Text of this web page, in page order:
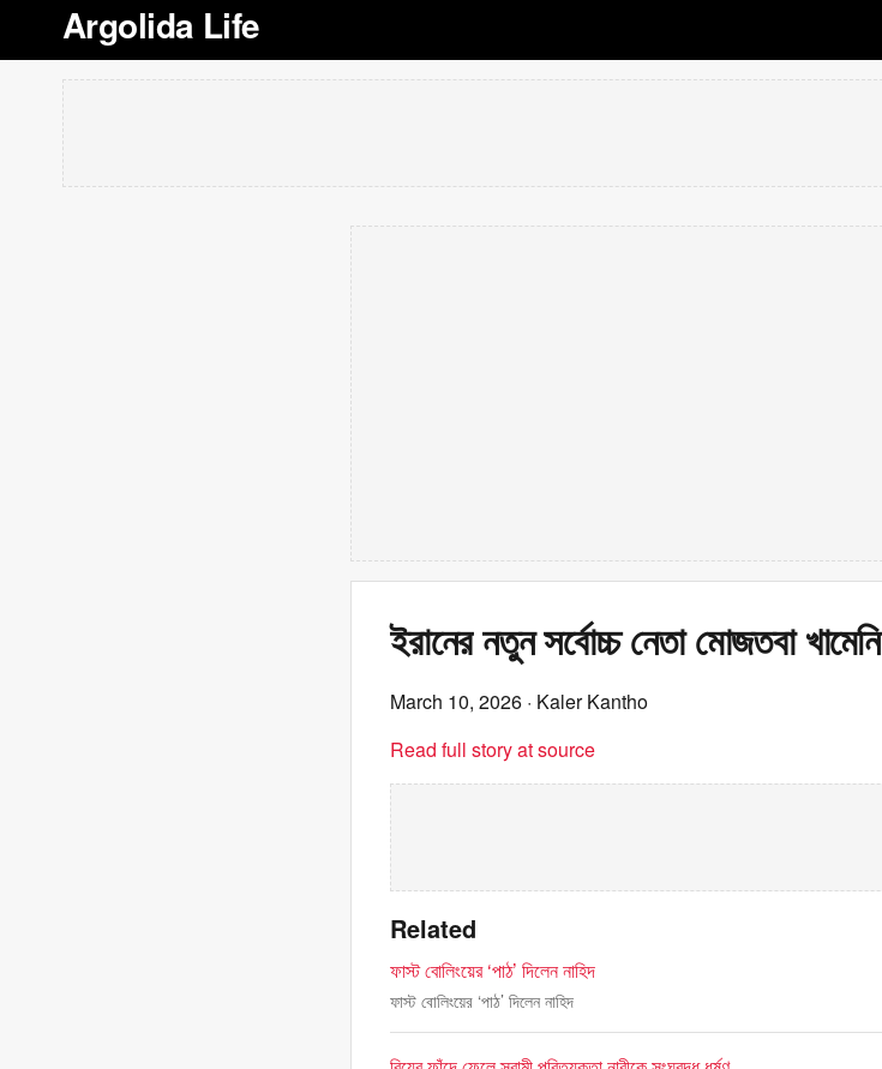
Argolida Life
ইরানের নতুন সর্বোচ্চ নেতা মোজতবা খামেনি
March 10, 2026 · Kaler Kantho
Read full story at source
Related
ফাস্ট বোলিংয়ের ‘পাঠ’ দিলেন নাহিদ
ফাস্ট বোলিংয়ের ‘পাঠ’ দিলেন নাহিদ